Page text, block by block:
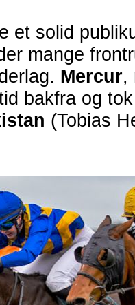
et solid
mange
Mercur,
bakfra og
(Tobias